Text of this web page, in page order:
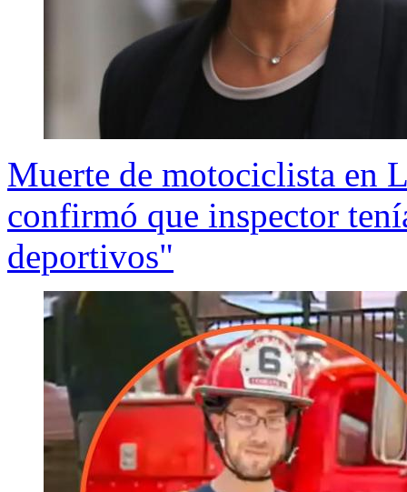
Muerte de motociclista en
confirmó que inspector
deportivos"